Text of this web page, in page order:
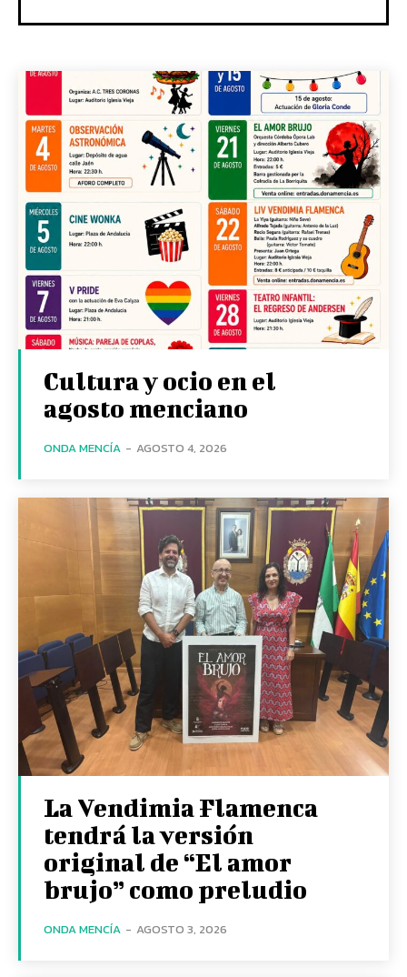
Cultura y ocio en el
agosto menciano
ONDA MENCÍA - AGOSTO 4, 2026
La Vendimia Flamenca
tendrá la versión
original de “El amor
brujo” como preludio
ONDA MENCÍA - AGOSTO 3, 2026